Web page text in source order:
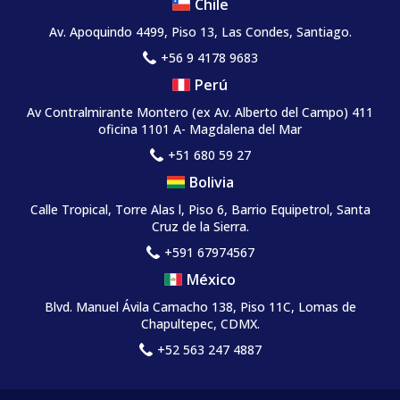
Chile
Av. Apoquindo 4499, Piso 13, Las Condes, Santiago.
+56 9 4178 9683
Perú
Av Contralmirante Montero (ex Av. Alberto del Campo) 411
oficina 1101 A- Magdalena del Mar
+51 680 59 27
Bolivia
Calle Tropical, Torre Alas l, Piso 6, Barrio Equipetrol, Santa
Cruz de la Sierra.
+591 67974567
México
Blvd. Manuel Ávila Camacho 138, Piso 11C, Lomas de
Chapultepec, CDMX.
+52 563 247 4887